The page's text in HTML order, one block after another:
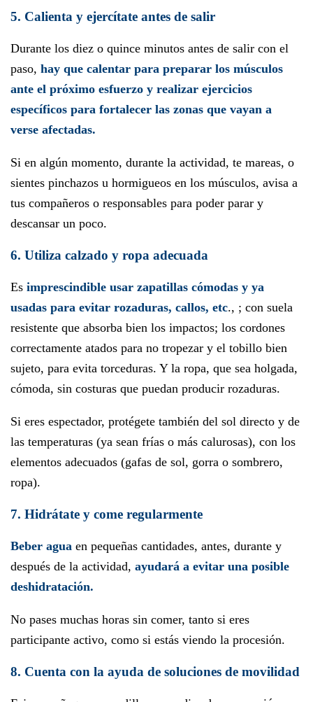
5. Calienta y ejercítate antes de salir
Durante los diez o quince minutos antes de salir con el
paso, hay que calentar para preparar los músculos
ante el próximo esfuerzo y realizar ejercicios
específicos para fortalecer las zonas que vayan a
verse afectadas.
Si en algún momento, durante la actividad, te mareas, o
sientes pinchazos u hormigueos en los músculos, avisa a
tus compañeros o responsables para poder parar y
descansar un poco.
6. Utiliza calzado y ropa adecuada
Es imprescindible usar zapatillas cómodas y ya
usadas para evitar rozaduras, callos, etc., ; con suela
resistente que absorba bien los impactos; los cordones
correctamente atados para no tropezar y el tobillo bien
sujeto, para evita torceduras. Y la ropa, que sea holgada,
cómoda, sin costuras que puedan producir rozaduras.
Si eres espectador, protégete también del sol directo y de
las temperaturas (ya sean frías o más calurosas), con los
elementos adecuados (gafas de sol, gorra o sombrero,
ropa).
7. Hidrátate y come regularmente
Beber agua en pequeñas cantidades, antes, durante y
después de la actividad, ayudará a evitar una posible
deshidratación.
No pases muchas horas sin comer, tanto si eres
participante activo, como si estás viendo la procesión.
8. Cuenta con la ayuda de soluciones de movilidad